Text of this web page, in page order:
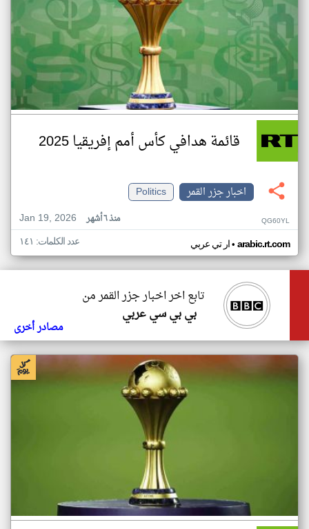
قائمة هدافي كأس أمم إفريقيا 2025
اخبار جزر القمر
Politics
Jan 19, 2026
منذ ٦ أشهر QG60YL
ار تي عربي• arabic.rt.com عدد الكلمات: ١٤١
تابع اخر اخبار جزر القمر من
بي بي سي عربي
مصادر أخرى